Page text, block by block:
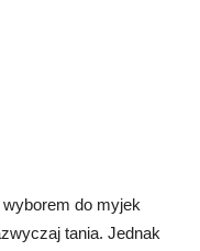
do myjek
tania. Jednak